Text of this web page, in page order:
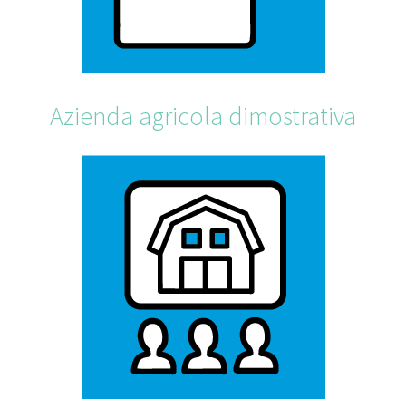
Azienda agricola dimostrativa